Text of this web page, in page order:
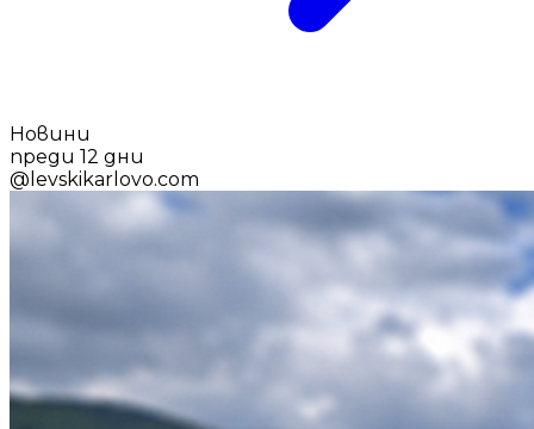
Новини
преди 12 дни
@ levskikarlovo.com